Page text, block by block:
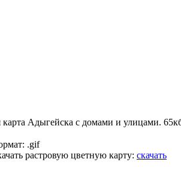
карта Адыгейска с домами и улицами.
.gif
растровую цветную карту: скачать